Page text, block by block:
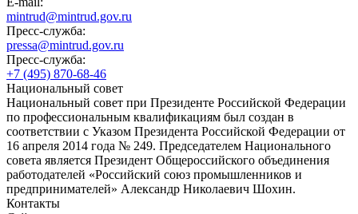
mintrud@mintrud.gov.ru
Пресс-служба:
pressa@mintrud.gov.ru
Пресс-служба:
+7 (495) 870-68-46
Национальный совет
Национальный совет при Президенте Российской Федерации
по профессиональным квалификациям был создан в
соответствии с Указом Президента Российской Федерации от
16 апреля 2014 года № 249. Председателем Национального
совета является Президент Общероссийского объединения
работодателей «Российский союз промышленников и
предпринимателей» Александр Николаевич Шохин.
Контакты